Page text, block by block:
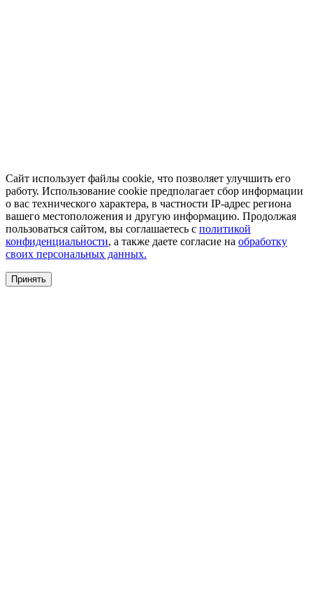
Сайт использует файлы cookie, что позволяет улучшить его
работу. Использование cookie предполагает сбор информации
о вас технического характера, в частности IP-адрес региона
вашего местоположения и другую информацию. Продолжая
пользоваться сайтом, вы соглашаетесь с политикой
конфиденциальности, а также даете согласие на обработку
своих персональных данных.
Принять